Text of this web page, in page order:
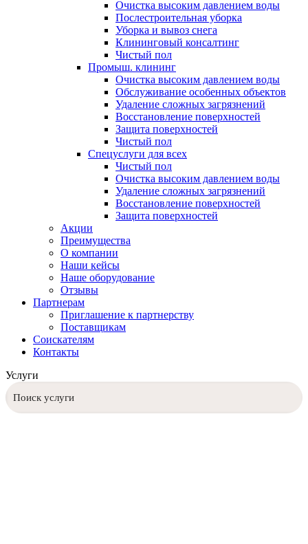
Очистка высоким давлением воды
Послестроительная уборка
Уборка и вывоз снега
Клининговый консалтинг
Чистый пол
Промыш. клининг
Очистка высоким давлением воды
Обслуживание особенных объектов
Удаление сложных загрязнений
Восстановление поверхностей
Защита поверхностей
Чистый пол
Спецуслуги для всех
Чистый пол
Очистка высоким давлением воды
Удаление сложных загрязнений
Восстановление поверхностей
Защита поверхностей
Акции
Преимущества
О компании
Наши кейсы
Наше оборудование
Отзывы
Партнерам
Приглашение к партнерству
Поставщикам
Соискателям
Контакты
Услуги